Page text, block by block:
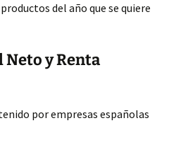
del año que se quiere
y Renta
por empresas españolas